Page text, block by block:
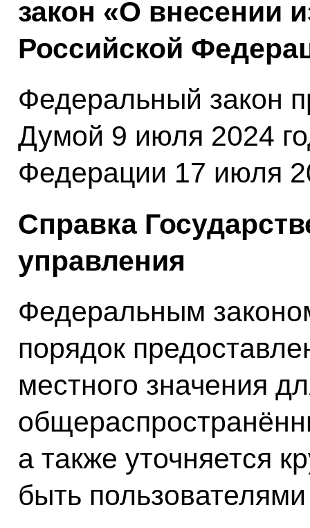
закон «О внесении
Российской
Федеральный закон
Думой 9 июля 2024
Федерации 17 июля
Справка
управления
Федеральным
порядок
местного значения
а также уточняется
быть